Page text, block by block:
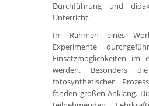
Durchführung und
Unterricht.
Im Rahmen eines
Experimente
Einsatzmöglichkeiten im
werden. Besonders
fotosynthetischer
fanden großen Anklang.